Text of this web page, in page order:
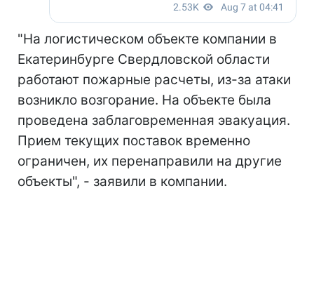
"На логистическом объекте компании в
Екатеринбурге Свердловской области
работают пожарные расчеты, из-за атаки
возникло возгорание. На объекте была
проведена заблаговременная эвакуация.
Прием текущих поставок временно
ограничен, их перенаправили на другие
объекты", - заявили в компании.